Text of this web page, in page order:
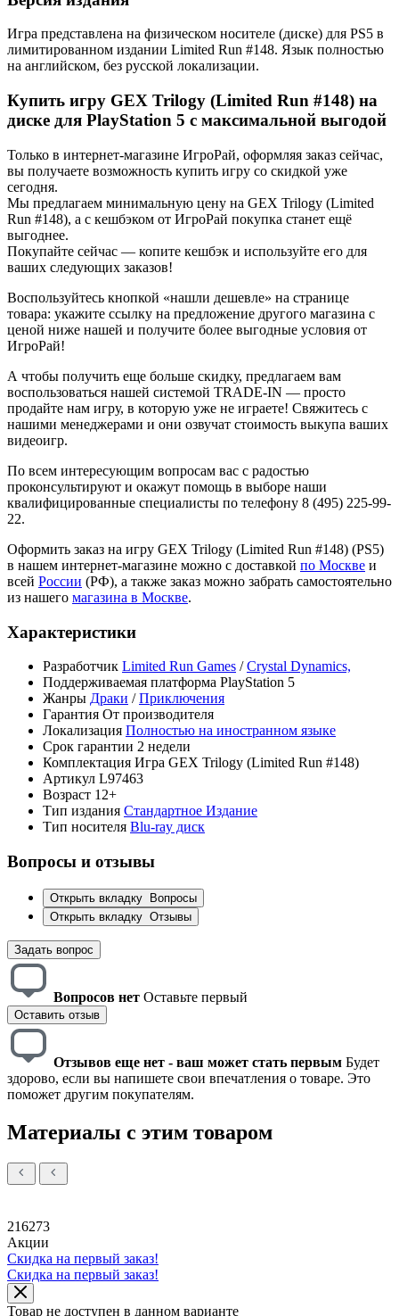
Игра представлена на физическом носителе (диске) для PS5 в
лимитированном издании Limited Run #148. Язык полностью
на английском, без русской локализации.
Купить игру GEX Trilogy (Limited Run #148) на
диске для PlayStation 5 с максимальной выгодой
Только в интернет-магазине ИгроРай, оформляя заказ сейчас,
вы получаете возможность купить игру со скидкой уже
сегодня.
Мы предлагаем минимальную цену на GEX Trilogy (Limited
Run #148), а с кешбэком от ИгроРай покупка станет ещё
выгоднее.
Покупайте сейчас — копите кешбэк и используйте его для
ваших следующих заказов!
Воспользуйтесь кнопкой «нашли дешевле» на странице
товара: укажите ссылку на предложение другого магазина с
ценой ниже нашей и получите более выгодные условия от
ИгроРай!
А чтобы получить еще больше скидку, предлагаем вам
воспользоваться нашей системой TRADE-IN — просто
продайте нам игру, в которую уже не играете! Свяжитесь с
нашими менеджерами и они озвучат стоимость выкупа ваших
видеоигр.
По всем интересующим вопросам вас с радостью
проконсультируют и окажут помощь в выборе наши
квалифицированные специалисты по телефону 8 (495) 225-99-
22.
Оформить заказ на игру GEX Trilogy (Limited Run #148) (PS5)
в нашем интернет-магазине можно с доставкой по Москве и
всей России (РФ), а также заказ можно забрать самостоятельно
из нашего магазина в Москве.
Характеристики
Разработчик Limited Run Games /Crystal Dynamics,
Поддерживаемая платформа PlayStation 5
Жанры Драки /Приключения
Гарантия От производителя
Локализация Полностью на иностранном языке
Срок гарантии 2 недели
Комплектация Игра GEX Trilogy (Limited Run #148)
Артикул L97463
Возраст 12+
Тип издания Стандартное Издание
Тип носителя Blu-ray диск
Вопросы и отзывы
Открыть вкладку
Вопросы
Открыть вкладку Отзывы
Задать вопрос
Вопросов нет Оставьте первый
Оставить отзыв
Отзывов еще нет - ваш может стать первым Будет
здорово, если вы напишете свои впечатления о товаре. Это
поможет другим покупателям.
Материалы с этим товаром
216273
Акции
Скидка на первый заказ!
Скидка на первый заказ!
Товар не доступен в данном варианте